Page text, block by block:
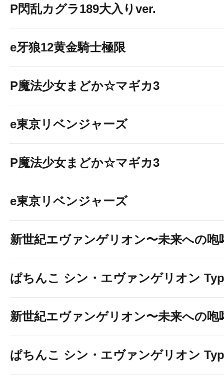
P閃乱カグラ189大入りver.
e牙狼12黄金騎士極限
P魔法少女まどか☆マギカ3
e東京リベンジャーズ
P魔法少女まどか☆マギカ3
e東京リベンジャーズ
新世紀エヴァンゲリオン〜未来への咆
ぱちんこ シン・エヴァンゲリオン
新世紀エヴァンゲリオン〜未来への咆
ぱちんこ シン・エヴァンゲリオン